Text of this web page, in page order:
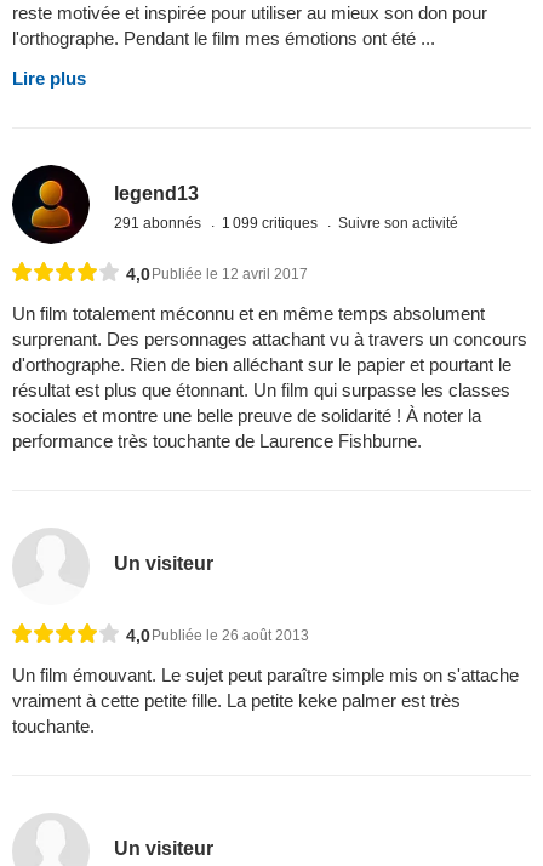
reste motivée et inspirée pour utiliser au mieux son don pour
l'orthographe. Pendant le film mes émotions ont été ...
Lire plus
legend13
291 abonnés 1 099 critiques Suivre son activité
4,0Publiée le 12 avril 2017
Un film totalement méconnu et en même temps absolument
surprenant. Des personnages attachant vu à travers un concours
d'orthographe. Rien de bien alléchant sur le papier et pourtant le
résultat est plus que étonnant. Un film qui surpasse les classes
sociales et montre une belle preuve de solidarité ! À noter la
performance très touchante de Laurence Fishburne.
Un visiteur
4,0Publiée le 26 août 2013
Un film émouvant. Le sujet peut paraître simple mis on s'attache
vraiment à cette petite fille. La petite keke palmer est très
touchante.
Un visiteur